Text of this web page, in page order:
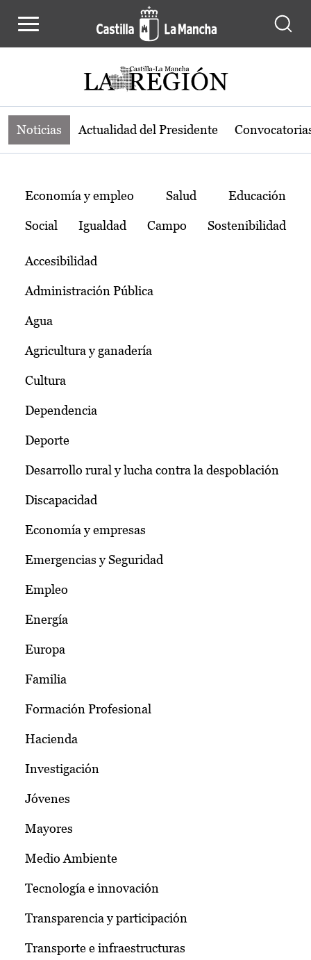
Noticias de la región de Castilla-La
Noticias Actualidad del Presidente
Temas
Economía y empleo Salud Educación
Social Igualdad Campo Sostenibilidad
Accesibilidad
Administración Pública
Agua
Agricultura y ganadería
Cultura
Dependencia
Deporte
Desarrollo rural y lucha contra la despoblación
Discapacidad
Economía y empresas
Emergencias y Seguridad
Empleo
Energía
Europa
Familia
Formación Profesional
Hacienda
Investigación
Jóvenes
Mayores
Medio Ambiente
Tecnología e innovación
Transparencia y participación
Transporte e infraestructuras